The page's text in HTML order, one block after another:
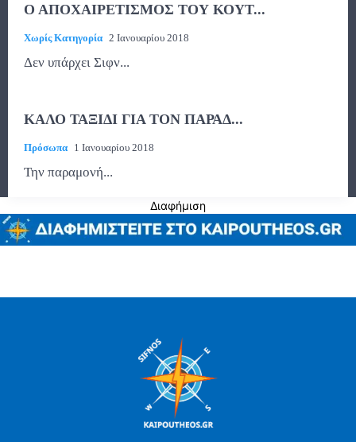
Ο ΑΠΟΧΑΙΡΕΤΙΣΜΟΣ ΤΟΥ ΚΟΥΤ...
Χωρίς Κατηγορία 2 Ιανουαρίου 2018
Δεν υπάρχει Σιφν...
ΚΑΛΟ ΤΑΞΙΔΙ ΓΙΑ ΤΟΝ ΠΑΡΑΔ...
Πρόσωπα 1 Ιανουαρίου 2018
Την παραμονή...
Διαφήμιση